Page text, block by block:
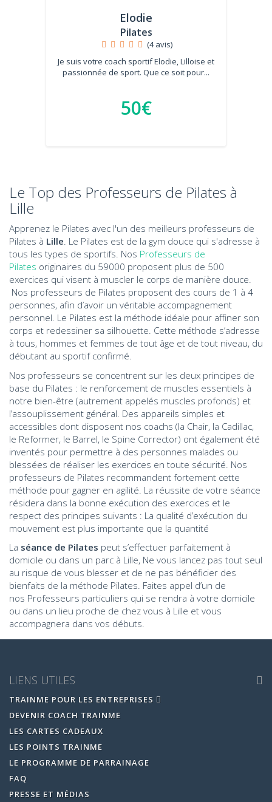
Elodie
Pilates
(4 avis)
Je suis votre coach sportif Elodie, Lilloise et
passionnée de sport. Que ce soit pour...
50€
Le Top des Professeurs de Pilates à
Lille
Apprenez le Pilates avec l'un des meilleurs professeurs de
Pilates à Lille. Le Pilates est de la gym douce qui s'adresse à
tous les types de sportifs. Nos Professeurs de
Pilates originaires du 59000 proposent plus de 500
exercices qui visent à muscler le corps de manière douce.
Nos professeurs de Pilates proposent des cours de 1 à 4
personnes, afin d’avoir un véritable accompagnement
personnel. Le Pilates est la méthode idéale pour affiner son
corps et redessiner sa silhouette. Cette méthode s’adresse
à tous, hommes et femmes de tout âge et de tout niveau, du
débutant au sportif confirmé.
Nos professeurs se concentrent sur les deux principes de
base du Pilates : le renforcement de muscles essentiels à
notre bien-être (autrement appelés muscles profonds) et
l’assouplissement général. Des appareils simples et
accessibles dont disposent nos coachs (la Chair, la Cadillac,
le Reformer, le Barrel, le Spine Corrector) ont également été
inventés pour permettre à des personnes malades ou
blessées de réaliser les exercices en toute sécurité. Nos
professeurs de Pilates recommandent fortement cette
méthode pour gagner en agilité. La réussite de votre séance
résidera dans la bonne exécution des exercices et le
respect des principes suivants : La qualité d’exécution du
mouvement est plus importante que la quantité
La séance de Pilates peut s’effectuer parfaitement à
domicile ou dans un parc à Lille, Ne vous lancez pas tout seul
au risque de vous blesser et de ne pas bénéficier des
bienfaits de la méthode Pilates. Faites appel d’un de
nos Professeurs particuliers qui se rendra à votre domicile
ou dans un lieu proche de chez vous à Lille et vous
accompagnera dans vos débuts.
LIENS UTILES
TRAINME POUR LES ENTREPRISES
DEVENIR COACH TRAINME
LES CARTES CADEAUX
LES POINTS TRAINME
LE PROGRAMME DE PARRAINAGE
FAQ
PRESSE ET MÉDIAS